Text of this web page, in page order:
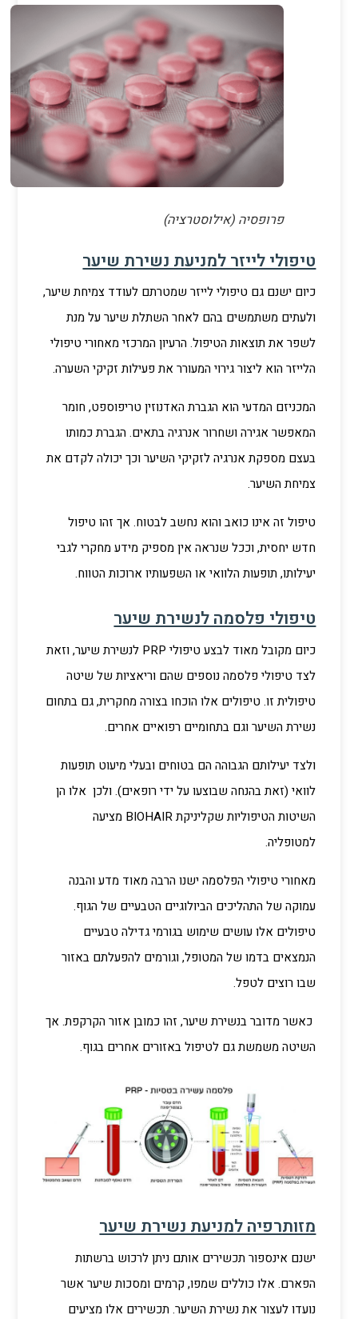
פרופסיה (אילוסטרציה)
טיפולי לייזר למניעת נשירת שיער
כיום ישנם גם טיפולי לייזר שמטרתם לעודד צמיחת שיער,
ולעתים משתמשים בהם לאחר השתלת שיער על מנת
לשפר את תוצאות הטיפול. הרעיון המרכזי מאחורי טיפולי
הלייזר הוא ליצור גירוי המעורר את פעילות זקיקי השערה.
המכניזם המדעי הוא הגברת האדנוזין טריפוספט, חומר
המאפשר אגירה ושחרור אנרגיה בתאים. הגברת כמותו
בעצם מספקת אנרגיה לזקיקי השיער וכך יכולה לקדם את
צמיחת השיער.
טיפול זה אינו כואב והוא נחשב לבטוח. אך זהו טיפול
חדש יחסית, וככל שנראה אין מספיק מידע מחקרי לגבי
יעילותו, תופעות הלוואי או השפעותיו ארוכות הטווח.
טיפולי פלסמה לנשירת שיער
כיום מקובל מאוד לבצע טיפולי PRP לנשירת שיער, וזאת
לצד טיפולי פלסמה נוספים שהם וריאציות של שיטה
טיפולית זו. טיפולים אלו הוכחו בצורה מחקרית, גם בתחום
נשירת השיער וגם בתחומיים רפואיים אחרים.
ולצד יעילותם הגבוהה הם בטוחים ובעלי מיעוט תופעות
לוואי (זאת בהנחה שבוצעו על ידי רופאים). ולכן אלו הן
השיטות הטיפוליות שקליניקת BIOHAIR מציעה
למטופליה.
מאחורי טיפולי הפלסמה ישנו הרבה מאוד מדע והבנה
עמוקה של התהליכים הביולוגיים הטבעיים של הגוף.
טיפולים אלו עושים שימוש בגורמי גדילה טבעיים
הנמצאים בדמו של המטופל, וגורמים להפעלתם באזור
שבו רוצים לטפל.
כאשר מדובר בנשירת שיער, זהו כמובן אזור הקרקפת. אך
השיטה משמשת גם לטיפול באזורים אחרים בגוף.
מזותרפיה למניעת נשירת שיער
ישנם אינספור תכשירים אותם ניתן לרכוש ברשתות
הפארם. אלו כוללים שמפו, קרמים ומסכות שיער אשר
נועדו לעצור את נשירת השיער. תכשירים אלו מציעים